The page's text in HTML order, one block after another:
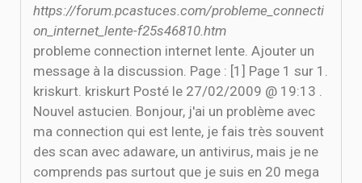
https://forum.pcastuces.com/probleme_connecti
on_internet_lente-f25s46810.htm
probleme connection internet lente. Ajouter un
message à la discussion. Page : [1] Page 1 sur 1.
kriskurt. kriskurt Posté le 27/02/2009 @ 19:13 .
Nouvel astucien. Bonjour, j'ai un problème avec
ma connection qui est lente, je fais très souvent
des scan avec adaware, un antivirus, mais je ne
comprends pas surtout que je suis en 20 mega